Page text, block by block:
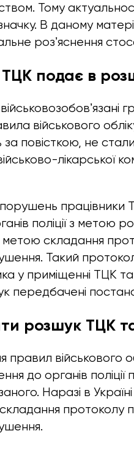
Тому
В даному
розʼяснення
подає в
військового
за повісткою, не
лікарської
працівники
поліції з метою
складання
Такий
у приміщенні ТЦК
передбачені
розшук ТЦК
правил військового
до органів поліції
Наразі в
протоколу